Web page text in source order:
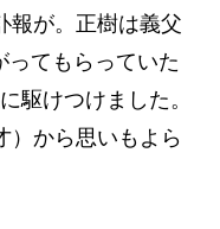
が。正樹は義父
ってもらっていた
駆けつけました。
）から思いもよら